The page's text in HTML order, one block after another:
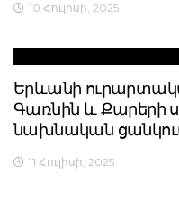
10 Հուլիսի, 2025
Երևանի
Գառնին և Քարերի
նախնական
11 Հուլիսի, 2025